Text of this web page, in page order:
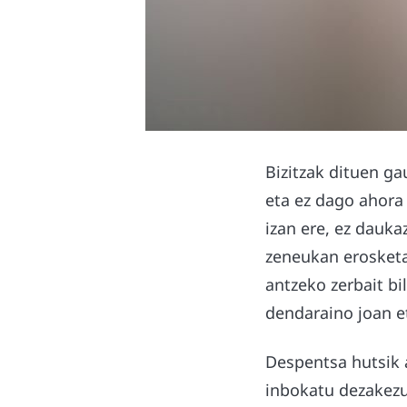
Bizitzak dituen
eta ez dago
izan ere, ez
zeneukan
antzeko zerbait
dendaraino joan
Despentsa
inbokatu